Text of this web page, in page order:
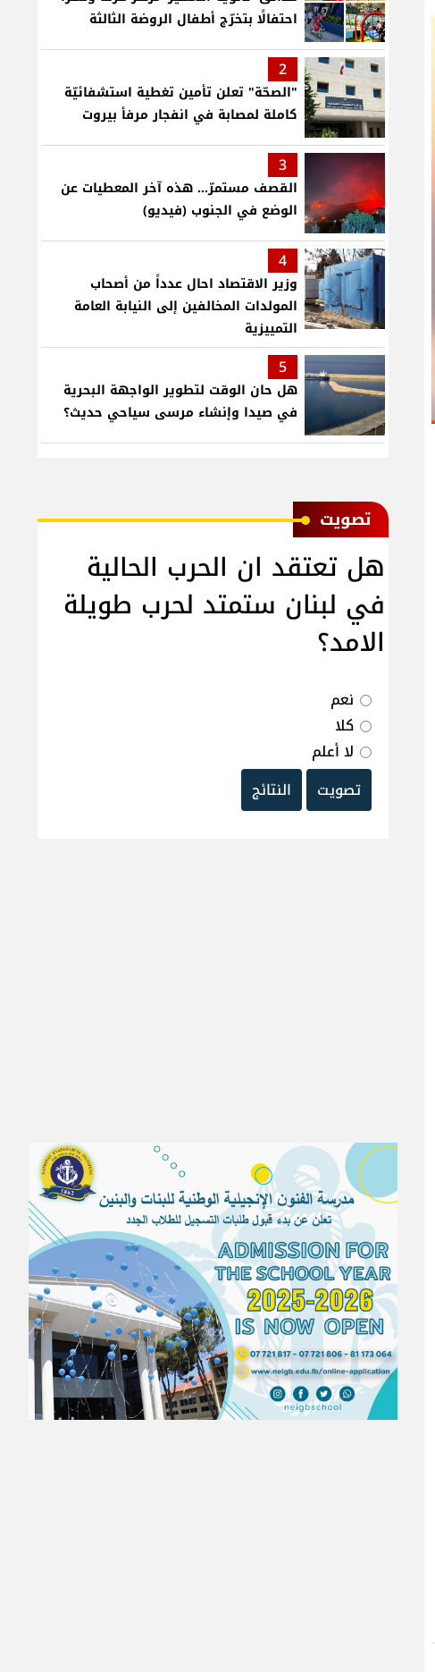
احتفالًا بتخرّج أطفال الروضة الثالثة
2
"الصحّة" تعلن تأمين تغطية استشفائيّة
كاملة لمصابة في انفجار مرفأ بيروت
3
القصف مستمرّ... هذه آخر المعطيات عن
الوضع في الجنوب (فيديو)
4
وزير الاقتصاد احال عدداً من أصحاب
المولدات المخالفين إلى النيابة العامة
التمييزية
5
هل حان الوقت لتطوير الواجهة البحرية
في صيدا وإنشاء مرسى سياحي حديث؟
ﺗﺼﻮﻳﺖ
هل تعتقد ان الحرب الحالية
في لبنان ستمتد لحرب طويلة
الامد؟
نعم
كلا
لا أعلم
تصويت
النتائج